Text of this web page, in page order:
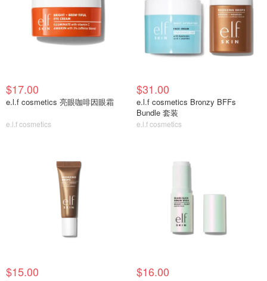
$17.00
e.l.f cosmetics 亮眼咖啡因眼霜
e.l.f cosmetics
$31.00
e.l.f cosmetics Bronzy BFFs
Bundle 套装
e.l.f cosmetics
$15.00 $16.00